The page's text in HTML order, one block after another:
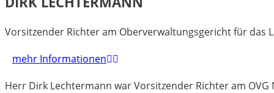
Vorsitzender Richter am Oberverwaltungsgericht für das
mehr Informationen
Herr Dirk Lechtermann war Vorsitzender Richter am